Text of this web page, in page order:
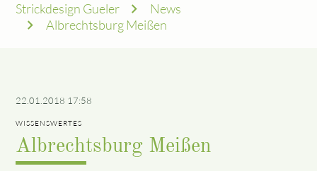
Strickdesign Gueler
News
Albrechtsburg Meißen
22.01.2018 17:58
WISSENSWERTES
Albrechtsburg Meißen